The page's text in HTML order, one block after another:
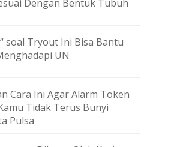
Dengan Bentuk Tubuh
soal Tryout Ini Bisa Bantu
UN
Cara Ini Agar Alarm Token
Tidak Terus Bunyi
Pulsa